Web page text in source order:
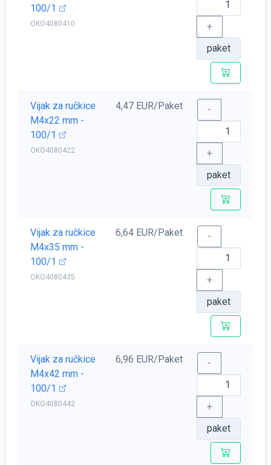
100/1
OKO4080410
+
paket
Vijak za ručkice
M4x22 mm -
100/1
OKO4080422
4,47 EUR/Paket -
+
paket
Vijak za ručkice
M4x35 mm -
100/1
OKO4080435
6,64 EUR/Paket -
+
paket
Vijak za ručkice
M4x42 mm -
100/1
OKO4080442
6,96 EUR/Paket -
+
paket